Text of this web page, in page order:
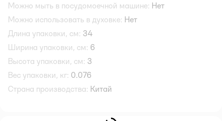
Можно мыть в посудомоечной машине: Нет
Можно использовать в духовке: Нет
Длина упаковки, см: 34
Ширина упаковки, см: 6
Высота упаковки, см: 3
Вес упаковки, кг: 0.076
Страна производства: Китай